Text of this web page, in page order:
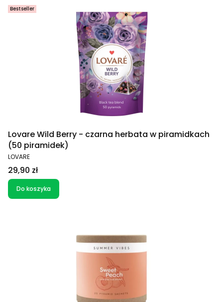
Bestseller
Lovare Wild Berry - czarna herbata w piramidkach
(50 piramidek)
PRODUCENT
LOVARE
Cena
29,90 zł
Do koszyka